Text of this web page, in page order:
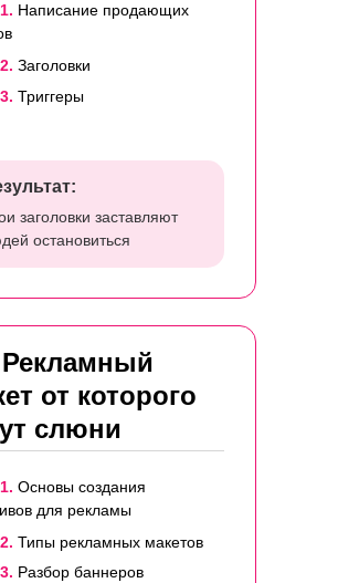
Написание продающих
Заголовки
Триггеры
заголовки заставляют
остановиться
Рекламный
от которого
слюни
Основы создания
для рекламы
Типы рекламных макетов
Разбор баннеров